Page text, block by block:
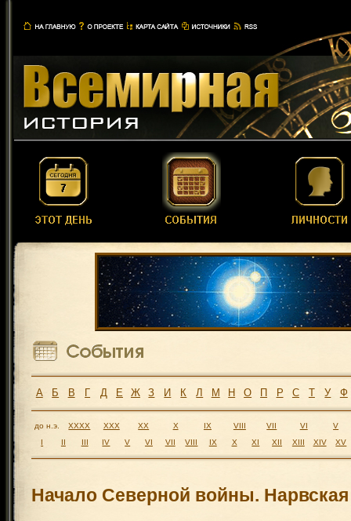
А Б В Г Д Е Ж З И К Л М Н О П Р С Т У Ф
до н.э. XXXX XXX XX X IX VIII VII VI
V
I
II III IV V VI VII VIII IX X XI XII XIII XIV XV
Начало Северной войны.